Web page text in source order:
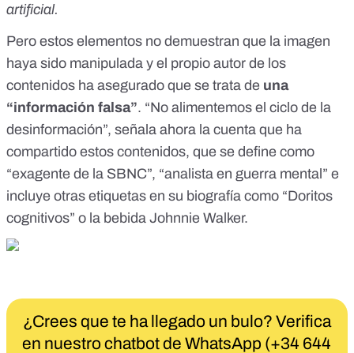
artificial.
Pero estos elementos no demuestran que la imagen
haya sido manipulada y el propio autor de los
contenidos ha asegurado que se trata de una
“información falsa”. “No alimentemos el ciclo de la
desinformación”, señala ahora la cuenta que ha
compartido estos contenidos, que se define como
“exagente de la SBNC”, “analista en guerra mental” e
incluye otras etiquetas en su biografía como “Doritos
cognitivos” o la bebida Johnnie Walker.
¿Crees que te ha llegado un bulo? Verifica
en nuestro chatbot de WhatsApp (+34 644